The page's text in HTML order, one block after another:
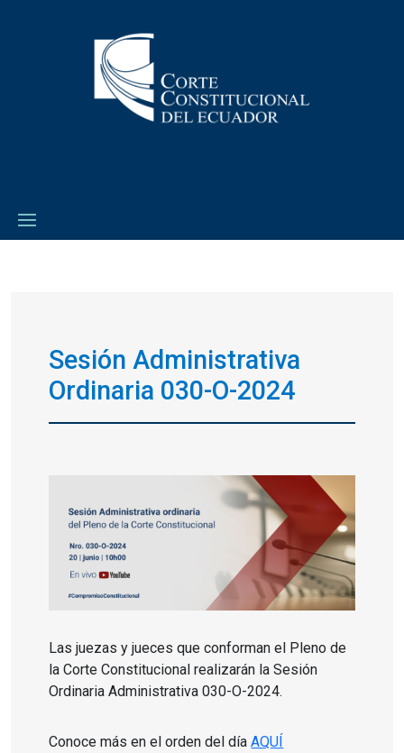
Sesión Administrativa
Ordinaria 030-O-2024
Las juezas y jueces que conforman el Pleno de
la Corte Constitucional realizarán la Sesión
Ordinaria Administrativa 030-O-2024.
Conoce más en el orden del díaAQUÍ